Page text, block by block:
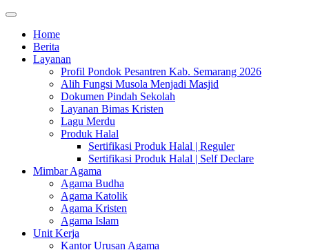
Home
Berita
Layanan
Profil Pondok Pesantren Kab. Semarang 2026
Alih Fungsi Musola Menjadi Masjid
Dokumen Pindah Sekolah
Layanan Bimas Kristen
Lagu Merdu
Produk Halal
Sertifikasi Produk Halal | Reguler
Sertifikasi Produk Halal | Self Declare
Mimbar Agama
Agama Budha
Agama Katolik
Agama Kristen
Agama Islam
Unit Kerja
Kantor Urusan Agama